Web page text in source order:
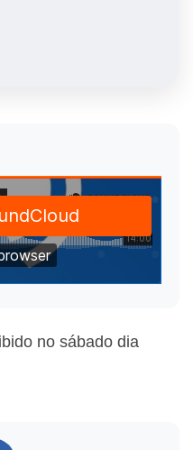
no sábado dia